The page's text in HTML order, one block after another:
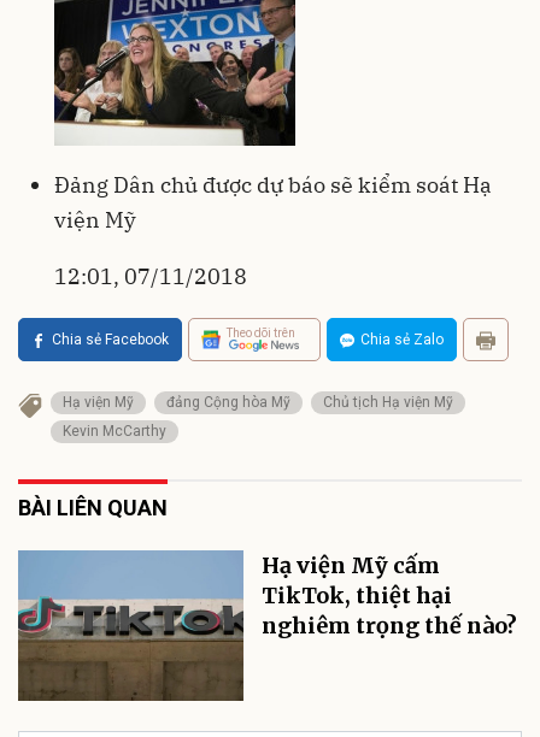
Đảng Dân chủ được dự báo sẽ kiểm soát Hạ
viện Mỹ
12:01, 07/11/2018
Chia sẻ Facebook Theo dõi trên Chia sẻ Zalo
Hạ viện Mỹ đảng Cộng hòa Mỹ
Chủ tịch Hạ viện Mỹ
Kevin McCarthy
BÀI LIÊN QUAN
Hạ viện Mỹ cấm
TikTok, thiệt hại
nghiêm trọng thế nào?